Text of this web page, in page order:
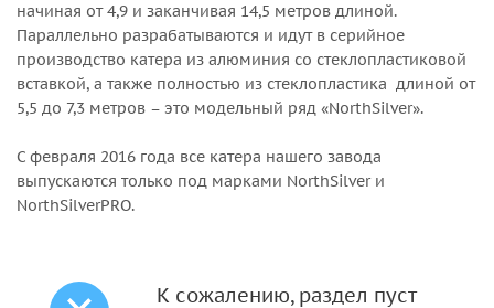
начиная от 4,9 и заканчивая 14,5 метров длиной.
Параллельно разрабатываются и идут в серийное
производство катера из алюминия со стеклопластиковой
вставкой, а также полностью из стеклопластика длиной от
5,5 до 7,3 метров – это модельный ряд «NorthSilver».
С февраля 2016 года все катера нашего завода
выпускаются только под марками NorthSilver и
NorthSilverPRO.
К сожалению, раздел пуст